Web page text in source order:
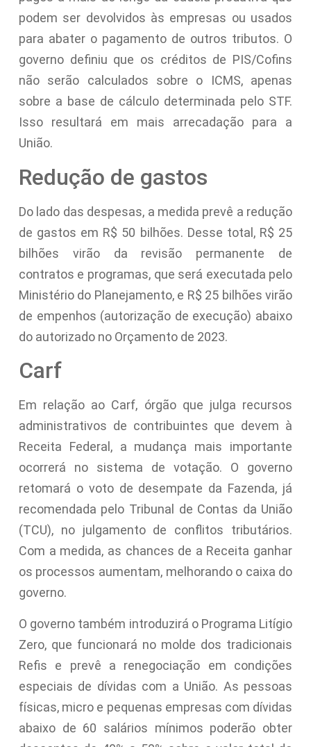
podem ser devolvidos às empresas ou usados
para abater o pagamento de outros tributos. O
governo definiu que os créditos de PIS/Cofins
não serão calculados sobre o ICMS, apenas
sobre a base de cálculo determinada pelo STF.
Isso resultará em mais arrecadação para a
União.
Redução de gastos
Do lado das despesas, a medida prevê a redução
de gastos em R$ 50 bilhões. Desse total, R$ 25
bilhões virão da revisão permanente de
contratos e programas, que será executada pelo
Ministério do Planejamento, e R$ 25 bilhões virão
de empenhos (autorização de execução) abaixo
do autorizado no Orçamento de 2023.
Carf
Em relação ao Carf, órgão que julga recursos
administrativos de contribuintes que devem à
Receita Federal, a mudança mais importante
ocorrerá no sistema de votação. O governo
retomará o voto de desempate da Fazenda, já
recomendada pelo Tribunal de Contas da União
(TCU), no julgamento de conflitos tributários.
Com a medida, as chances de a Receita ganhar
os processos aumentam, melhorando o caixa do
governo.
O governo também introduzirá o Programa Litígio
Zero, que funcionará no molde dos tradicionais
Refis e prevê a renegociação em condições
especiais de dívidas com a União. As pessoas
físicas, micro e pequenas empresas com dívidas
abaixo de 60 salários mínimos poderão obter